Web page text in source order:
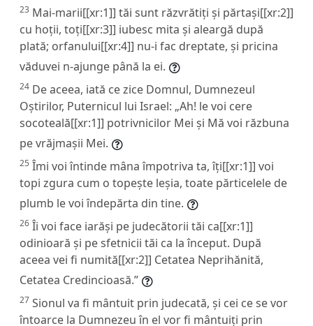
23 Mai-marii[[xr:1]] tăi sunt răzvrătiți și părtași[[xr:2]]
cu hoții, toți[[xr:3]] iubesc mita și aleargă după
plată; orfanului[[xr:4]] nu-i fac dreptate, și pricina
văduvei n-ajunge până la ei.
24 De aceea, iată ce zice Domnul, Dumnezeul
Oștirilor, Puternicul lui Israel: „Ah! le voi cere
socoteală[[xr:1]] potrivnicilor Mei și Mă voi răzbuna
pe vrăjmașii Mei.
25 Îmi voi întinde mâna împotriva ta, îți[[xr:1]] voi
topi zgura cum o topește leșia, toate părticelele de
plumb le voi îndepărta din tine.
26 Îi voi face iarăși pe judecătorii tăi ca[[xr:1]]
odinioară și pe sfetnicii tăi ca la început. După
aceea vei fi numită[[xr:2]] Cetatea Neprihănită,
Cetatea Credincioasă.”
27 Sionul va fi mântuit prin judecată, și cei ce se vor
întoarce la Dumnezeu în el vor fi mântuiți prin